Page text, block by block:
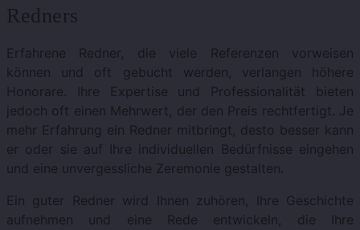
Redners
Erfahrene Redner, die viele Referenzen vorweisen
können und oft gebucht werden, verlangen höhere
Honorare. Ihre Expertise und Professionalität bieten
jedoch oft einen Mehrwert, der den Preis rechtfertigt. Je
mehr Erfahrung ein Redner mitbringt, desto besser kann
er oder sie auf Ihre individuellen Bedürfnisse eingehen
und eine unvergessliche Zeremonie gestalten.
Ein guter Redner wird Ihnen zuhören, Ihre Geschichte
aufnehmen und eine Rede entwickeln, die Ihre